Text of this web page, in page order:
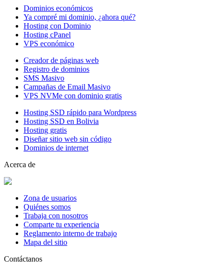
Dominios económicos
Ya compré mi dominio, ¿ahora qué?
Hosting con Dominio
Hosting cPanel
VPS económico
Creador de páginas web
Registro de dominios
SMS Masivo
Campañas de Email Masivo
VPS NVMe con dominio gratis
Hosting SSD rápido para Wordpress
Hosting SSD en Bolivia
Hosting gratis
Diseñar sitio web sin código
Dominios de internet
Acerca de
Zona de usuarios
Quiénes somos
Trabaja con nosotros
Comparte tu experiencia
Reglamento interno de trabajo
Mapa del sitio
Contáctanos